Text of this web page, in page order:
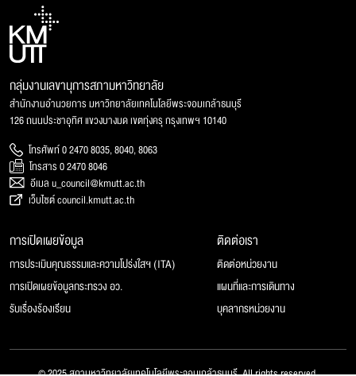
กลุ่มงานเลขานุการสภามหาวิทยาลัย
สำนักงานอำนวยการ มหาวิทยาลัยเทคโนโลยีพระจอมเกล้าธนบุรี
126 ถนนประชาอุทิศ แขวงบางมด เขตทุ่งครุ กรุงเทพฯ 10140
โทรศัพท์ 0 2470 8035, 8040, 8063
โทรสาร 0 2470 8046
อีเมล u_council@kmutt.ac.th
เว็บไซต์ council.kmutt.ac.th
การเปิดเผยข้อมูล
การประเมินคุณธรรมและความโปร่งใสฯ (ITA)
การเปิดเผยข้อมูลกระทรวง อว.
รับเรื่องร้องเรียน
ติดต่อเรา
ติดต่อหน่วยงาน
แผนที่และการเดินทาง
บุคลากรหน่วยงาน